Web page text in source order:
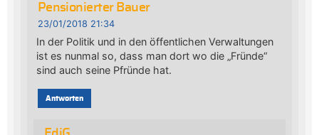
Pensionierter Bauer
23/01/2018 21:34
In der Politik und in den öffentlichen Verwaltungen
ist es nunmal so, dass man dort wo die „Fründe“
sind auch seine Pfründe hat.
Antworten